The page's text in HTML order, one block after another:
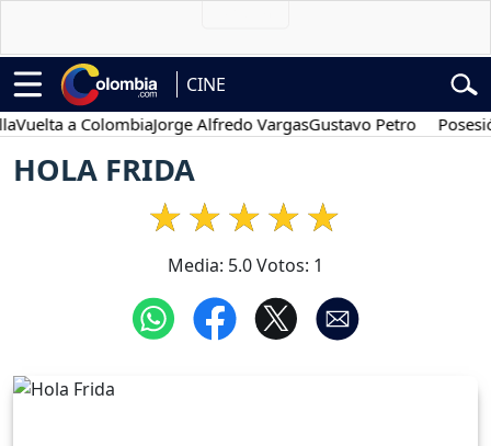
CINE
a ColombiaJorge Alfredo VargasGustavo Petro Posesión
HOLA FRIDA
Media: 5.0Votos: 1